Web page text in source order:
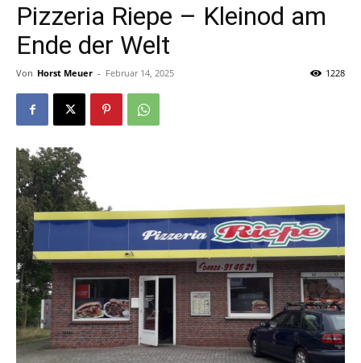
Pizzeria Riepe – Kleinod am
Ende der Welt
Von Horst Meuer - Februar 14, 2025 1228